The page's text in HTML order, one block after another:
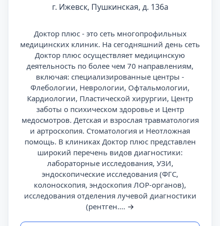
г. Ижевск, Пушкинская, д. 136а
Доктор плюс - это сеть многопрофильных
медицинских клиник. На сегодняшний день сеть
Доктор плюс осуществляет медицинскую
деятельность по более чем 70 направлениям,
включая: специализированные центры -
Флебологии, Неврологии, Офтальмологии,
Кардиологии, Пластической хирургии, Центр
заботы о психическом здоровье и Центр
медосмотров. Детская и взрослая травматология
и артроскопия. Стоматология и Неотложная
помощь. В клиниках Доктор плюс представлен
широкий перечень видов диагностики:
лабораторные исследования, УЗИ,
эндоскопические исследования (ФГС,
колоноскопия, эндоскопия ЛОР-органов),
исследования отделения лучевой диагностики
(рентген.... →